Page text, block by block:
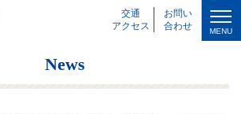
交通
アクセス
お問い
合わせ
MENU
News